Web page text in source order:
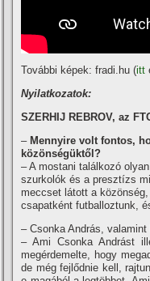
További képek: fradi.hu (itt
Nyilatkozatok:
SZERHIJ REBROV, az
– Mennyire volt fontos,
közönségüktől?
– A mostani találkozó
szurkolók és a presztí­zs
meccset látott a
csapatként futballoztunk,
– Csonka András,
– Ami Csonka Andrást
megérdemelte, hogy
de még fejlődnie kell,